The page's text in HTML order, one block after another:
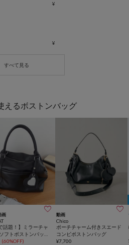
えるボストンバッグ
画 
話題！】ミラーチャ
フトボストンバッグ
画あり》
(60%OFF)
動画 
Chico
ポーチチャーム付きスエード
コンビボストンバッグ
¥7,700